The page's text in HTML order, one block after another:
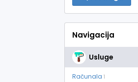
Navigacija
Usluge
Računala 1